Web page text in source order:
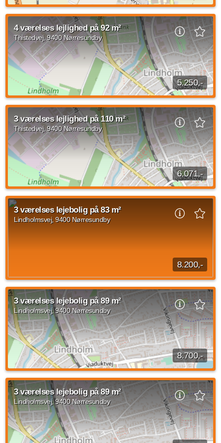
1 værelses lejlighed beliggende Vendelparken, Sulsted med
en størrelse på 34 m2. Den månedlige husleje udgør 2.030
kroner og forbrug er sat til 569...
Kilde: Studiebolig Aalborg
1 vær. 34 m² efter aftale
4 værelses lejlighed på 92 m²
Thistedvej, 9400 Nørresundby
5.250,-
4 værelses lejlighed beliggende Thistedvej, Nørresundby med
en størrelse på 92 kvadratmeter. Den månedlige husleje
udgør 5.250 kroner og forbrug er...
Kilde: Prodomus BP
4 vær. 92 m² efter aftale
3 værelses lejlighed på 110 m²
Thistedvej, 9400 Nørresundby
6.071,-
3 værelses lejlighed beliggende Thistedvej, Nørresundby med
et areal på 110 kvadratmeter. Husleje udgør 6.071 kroner og
forbrug er sat til 1.075 kroner...
Kilde: Prodomus BP
3 værelses lejebolig på 83 m²
Lindholmsvej, 9400 Nørresundby
8.200,-
Disse nybyggede lejligheder er klar til indflytning medio
sommer 2019. Lejlighederne i stuen har udgang til terrasse.
Lejlighederne på 1. sal har altan.
Kilde: Leje-portalen.dk
3 vær. 83 m² efter aftale
3 værelses lejebolig på 89 m²
Lindholmsvej, 9400 Nørresundby
8.700,-
Føl dig hjemme i denne dejlige bolig, der ligger i et godt
kvarter nær by, natur, indkøb og transportmuligheder. Boligen,
der er indrettet lyst og venligt...
Kilde: Leje-portalen.dk
3 vær. 89 m² efter aftale
3 værelses lejebolig på 89 m²
Lindholmsvej, 9400 Nørresundby